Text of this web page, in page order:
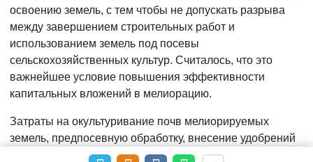
освоению земель, с тем чтобы не допускать разрыва
между завершением строительных работ и
использованием земель под посевы
сельскохозяйственных культур. Считалось, что это
важнейшее условие повышения эффективности
капитальных вложений в мелиорацию.
Затраты на окультуривание почв мелиорируемых
земель, предпосевную обработку, внесение удобрений
и залужение (без стоимости семян и удобрений),